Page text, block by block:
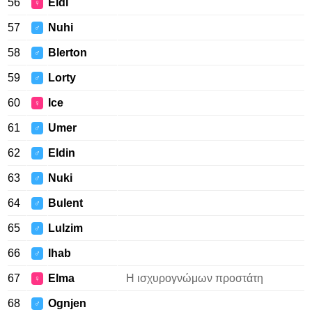
56 ♀ Eldi
57 ♂ Nuhi
58 ♂ Blerton
59 ♂ Lorty
60 ♀ Ice
61 ♂ Umer
62 ♂ Eldin
63 ♂ Nuki
64 ♂ Bulent
65 ♂ Lulzim
66 ♂ Ihab
67 ♀ Elma Η ισχυρογνώμων προστάτη
68 ♂ Ognjen